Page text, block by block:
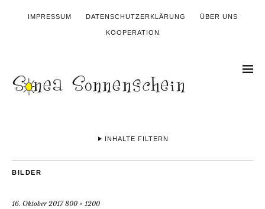
IMPRESSUM DATENSCHUTZERKLÄRUNG ÜBER UNS
KOOPERATION
INHALTE FILTERN
BILDER
16. Oktober 2017 800 × 1200